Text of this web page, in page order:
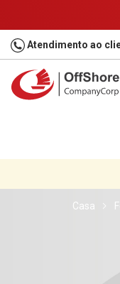
Atendimento ao
Casa